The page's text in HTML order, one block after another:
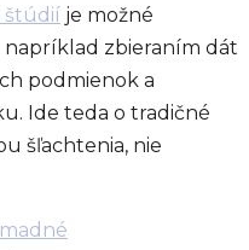
štúdií je možné
zbieraním dát
podmienok a
Ide teda o tradičné
šľachtenia, nie